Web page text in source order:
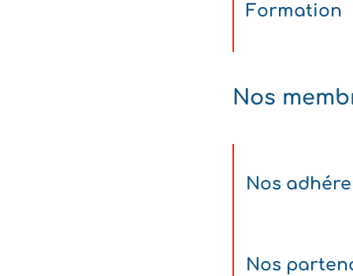
Formation
Nos
Nos
Nos